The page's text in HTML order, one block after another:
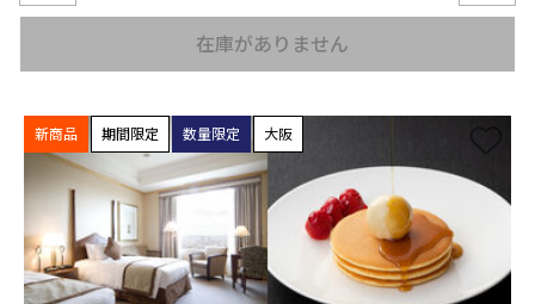
在庫がありません
新商品 期間限定 数量限定 大阪